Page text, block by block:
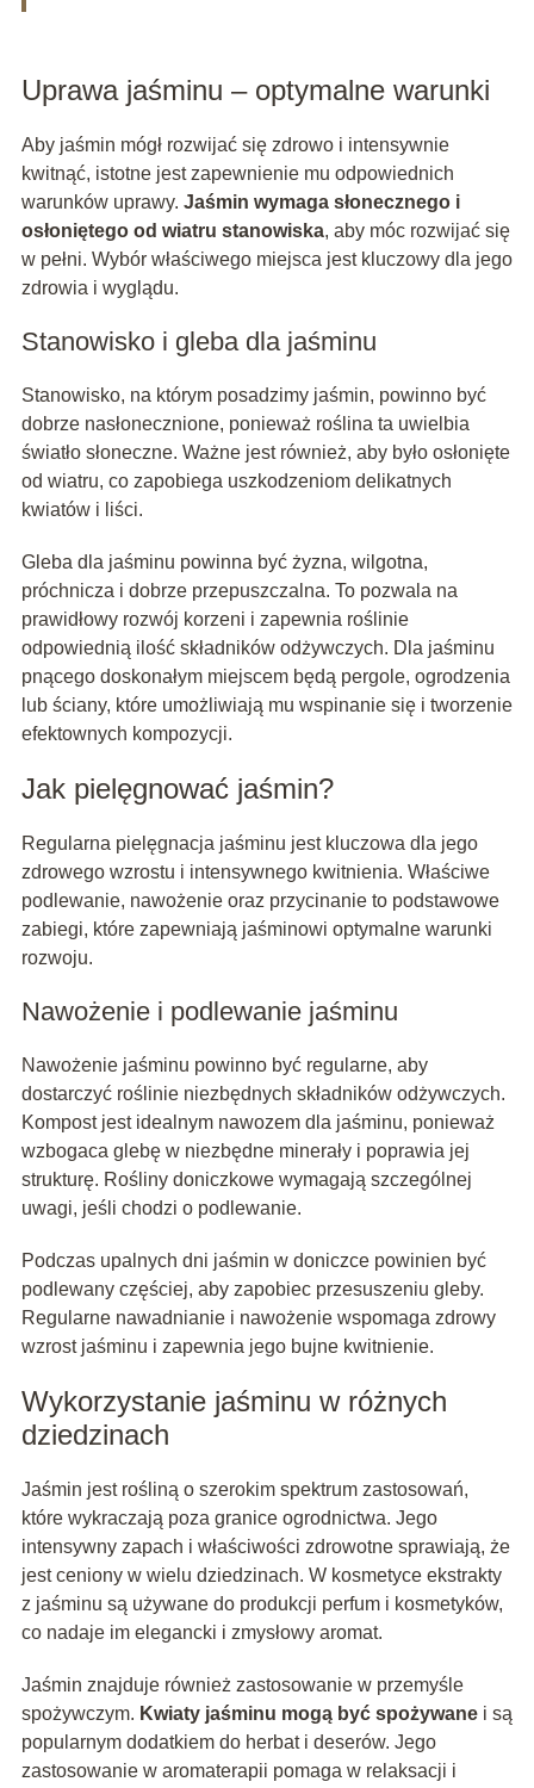
Uprawa jaśminu – optymalne warunki
Aby jaśmin mógł rozwijać się zdrowo i intensywnie
kwitnąć, istotne jest zapewnienie mu odpowiednich
warunków uprawy. Jaśmin wymaga słonecznego i
osłoniętego od wiatru stanowiska, aby móc rozwijać się
w pełni. Wybór właściwego miejsca jest kluczowy dla jego
zdrowia i wyglądu.
Stanowisko i gleba dla jaśminu
Stanowisko, na którym posadzimy jaśmin, powinno być
dobrze nasłonecznione, ponieważ roślina ta uwielbia
światło słoneczne. Ważne jest również, aby było osłonięte
od wiatru, co zapobiega uszkodzeniom delikatnych
kwiatów i liści.
Gleba dla jaśminu powinna być żyzna, wilgotna,
próchnicza i dobrze przepuszczalna. To pozwala na
prawidłowy rozwój korzeni i zapewnia roślinie
odpowiednią ilość składników odżywczych. Dla jaśminu
pnącego doskonałym miejscem będą pergole, ogrodzenia
lub ściany, które umożliwiają mu wspinanie się i tworzenie
efektownych kompozycji.
Jak pielęgnować jaśmin?
Regularna pielęgnacja jaśminu jest kluczowa dla jego
zdrowego wzrostu i intensywnego kwitnienia. Właściwe
podlewanie, nawożenie oraz przycinanie to podstawowe
zabiegi, które zapewniają jaśminowi optymalne warunki
rozwoju.
Nawożenie i podlewanie jaśminu
Nawożenie jaśminu powinno być regularne, aby
dostarczyć roślinie niezbędnych składników odżywczych.
Kompost jest idealnym nawozem dla jaśminu, ponieważ
wzbogaca glebę w niezbędne minerały i poprawia jej
strukturę. Rośliny doniczkowe wymagają szczególnej
uwagi, jeśli chodzi o podlewanie.
Podczas upalnych dni jaśmin w doniczce powinien być
podlewany częściej, aby zapobiec przesuszeniu gleby.
Regularne nawadnianie i nawożenie wspomaga zdrowy
wzrost jaśminu i zapewnia jego bujne kwitnienie.
Wykorzystanie jaśminu w różnych
dziedzinach
Jaśmin jest rośliną o szerokim spektrum zastosowań,
które wykraczają poza granice ogrodnictwa. Jego
intensywny zapach i właściwości zdrowotne sprawiają, że
jest ceniony w wielu dziedzinach. W kosmetyce ekstrakty
z jaśminu są używane do produkcji perfum i kosmetyków,
co nadaje im elegancki i zmysłowy aromat.
Jaśmin znajduje również zastosowanie w przemyśle
spożywczym. Kwiaty jaśminu mogą być spożywanei są
popularnym dodatkiem do herbat i deserów. Jego
zastosowanie w aromaterapii pomaga w relaksacji i